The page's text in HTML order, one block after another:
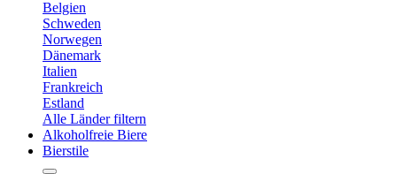
Belgien
Schweden
Norwegen
Dänemark
Italien
Frankreich
Estland
Alle Länder filtern
Alkoholfreie Biere
Bierstile